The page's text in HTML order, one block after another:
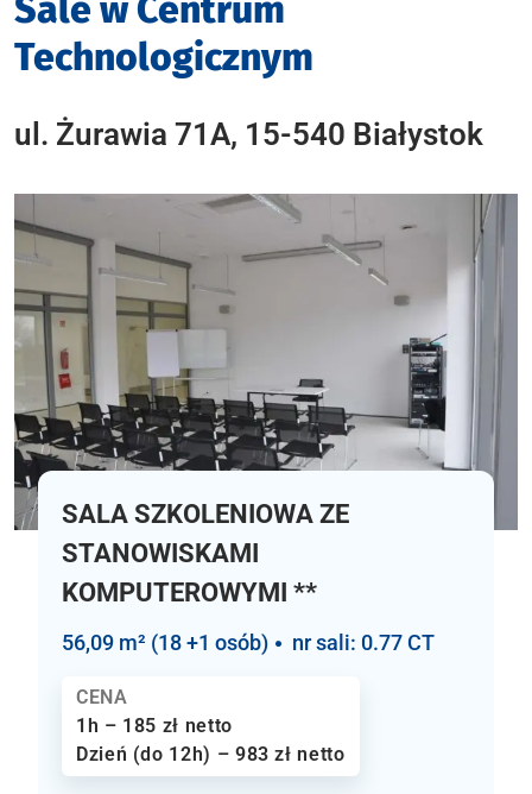
Sale w Centrum
Technologicznym
ul. Żurawia 71A, 15-540 Białystok
SALA SZKOLENIOWA ZE
STANOWISKAMI
KOMPUTEROWYMI **
56,09 m² (18 +1 osób) nr sali: 0.77 CT
CENA
1h – 185 zł netto
Dzień (do 12h) – 983 zł netto